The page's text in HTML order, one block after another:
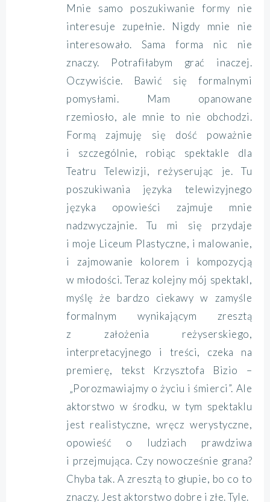
Mnie samo poszukiwanie formy nie
interesuje zupełnie. Nigdy mnie nie
interesowało. Sama forma nic nie
znaczy. Potrafiłabym grać inaczej.
Oczywiście. Bawić się formalnymi
pomysłami. Mam opanowane
rzemiosło, ale mnie to nie obchodzi.
Formą zajmuję się dość poważnie
i szczególnie, robiąc spektakle dla
Teatru Telewizji, reżyserując je. Tu
poszukiwania języka telewizyjnego
języka opowieści zajmuje mnie
nadzwyczajnie. Tu mi się przydaje
i moje Liceum Plastyczne, i malowanie,
i zajmowanie kolorem i kompozycją
w młodości. Teraz kolejny mój spektakl,
myślę że bardzo ciekawy w zamyśle
formalnym wynikającym zresztą
z założenia reżyserskiego,
interpretacyjnego i treści, czeka na
premierę, tekst Krzysztofa Bizio –
„Porozmawiajmy o życiu i śmierci”. Ale
aktorstwo w środku, w tym spektaklu
jest realistyczne, wręcz werystyczne,
opowieść o ludziach prawdziwa
i przejmująca. Czy nowocześnie grana?
Chyba tak. A zresztą to głupie, bo co to
znaczy. Jest aktorstwo dobre i złe. Tyle.